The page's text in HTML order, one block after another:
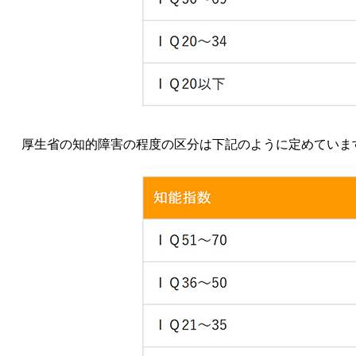
厚生省の知的障害の程度の区分は下記のように定めていま